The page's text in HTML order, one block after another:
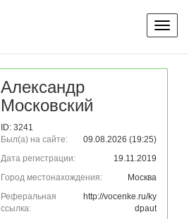
Александр
Московский
ID: 3241
Был(а) на сайте:
09.08.2026 (19:25)
Дата регистрации:
19.11.2019
Город местонахождения:
Москва
Реферальная
ссылка:
http://vocenke.ru/ky
dpaut